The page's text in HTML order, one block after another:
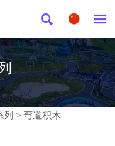
 
列 > 弯道积木